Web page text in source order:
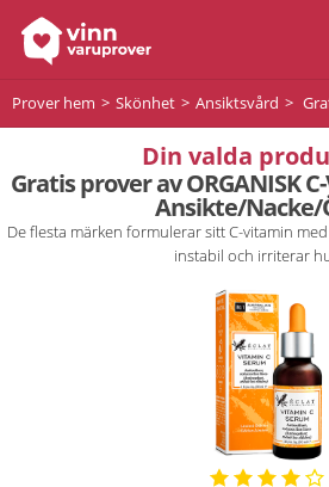
Prover hem Skönhet Ansiktsvård Gratis prover av
Din valda
Gratis prover av ORGANISK
Ansikte/Nacke/
De flesta märken formulerar sitt C-vitamin
instabil och irriterar